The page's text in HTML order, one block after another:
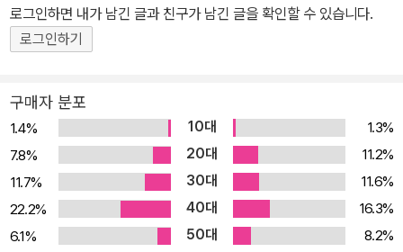
를 불러일으켰다(그들과 문답하며 진행했던 몰입학습의 구체적인 사
례는 이 책에 풍부하게 실려 있다). 이 책을 통해 독자들은 우리가 공
의 공부법을 몇 단계 더 업그레이드할 수 있을 것이다. ― 공부를 통
해 행복을 느끼고 자아실현을 이루다! 『공부하는 힘』은 배우는 사람
을 무기력하게 만드는 잘못된 공부법을 바로잡는 출발점이자, 경쟁력
을 갖추는 동시에 행복과 자아실현이라는 열쇠를 모두 거머쥐게 하는
책이다. 저자는 자신이 진정 좋아하는 일을 찾고, 지금 하고 있는 일을
좋아하게 만드는 공부 과정은 시간을 낭비하거나 경쟁에 뒤처지는 일
이 아니며, ‘자기 삶의 탐구’를 가능케 하는 근본적인 일임을 다양한
로그인하면 내가 남긴 글과 친구가 남긴 글을 확인할 수 있습니다.
로그인하기
구매자 분포
1.4% 10대
1.3%
7.8%
20대
11.2%
11.7%
30대
11.6%
22.2%
40대
16.3%
6.1%
50대
8.2%